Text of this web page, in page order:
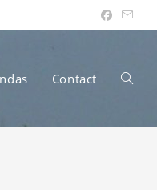
Contact Toggle